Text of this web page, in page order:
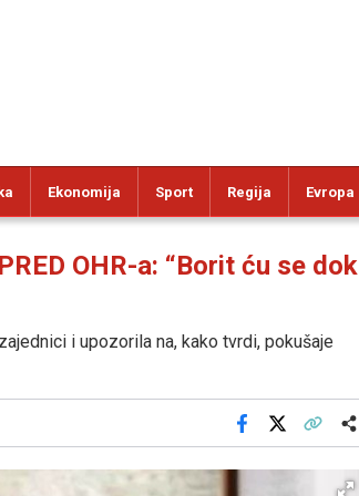
Ekonomija Sport Regija Evropa
OHR-a: “Borit ću se dok
i upozorila na, kako tvrdi, pokušaje
Facebook